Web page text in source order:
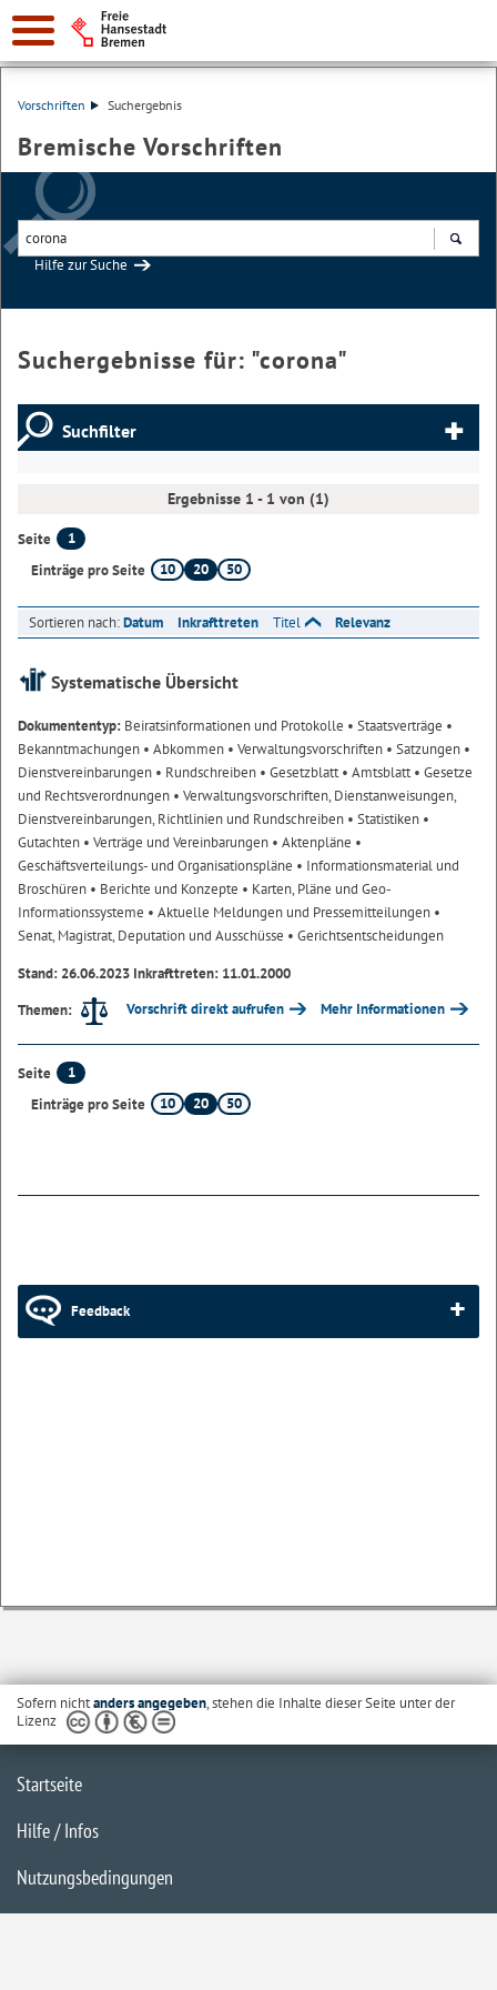
Vorschriften Suchergebnis
Bremische Vorschriften
Hilfe zur Suche
Suchergebnisse für: "corona"
Suchfilter
Ergebnisse 1 - 1 von (1)
Seite
1
Einträge pro Seite
10 20 50
Sortieren nach:Datum Inkrafttreten Titel Relevanz
Systematische Übersicht
Dokumententyp: Beiratsinformationen und Protokolle • Staatsverträge •
Bekanntmachungen • Abkommen • Verwaltungsvorschriften • Satzungen •
Dienstvereinbarungen • Rundschreiben • Gesetzblatt• Amtsblatt• Gesetze
und Rechtsverordnungen • Verwaltungsvorschriften, Dienstanweisungen,
Dienstvereinbarungen, Richtlinien und Rundschreiben • Statistiken •
Gutachten • Verträge und Vereinbarungen • Aktenpläne •
Geschäftsverteilungs- und Organisationspläne • Informationsmaterial und
Broschüren • Berichte und Konzepte • Karten, Pläne und Geo-
Informationssysteme • Aktuelle Meldungen und Pressemitteilungen •
Senat, Magistrat, Deputation und Ausschüsse • Gerichtsentscheidungen
Stand: 26.06.2023 Inkrafttreten: 11.01.2000
Themen:
Vorschrift direkt aufrufen Mehr Informationen
Seite
1
Einträge pro Seite
10 20 50
Feedback
Sofern nichtanders angegeben, stehen die Inhalte dieser Seite unter der
Lizenz
Startseite
Hilfe / Infos
Nutzungsbedingungen